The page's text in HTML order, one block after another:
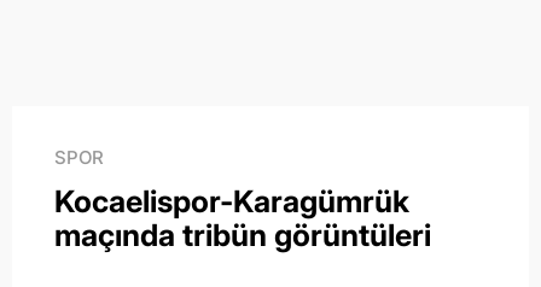
SPOR
Kocaelispor-Karagümrük
maçında tribün görüntüleri